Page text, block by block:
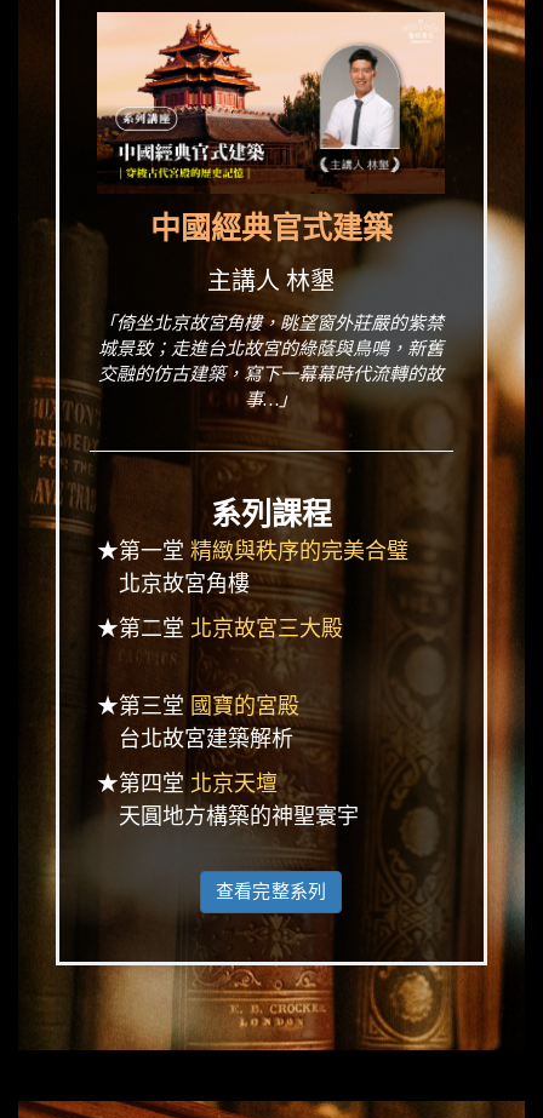
中國經典官式建築
主講人 林墾
「倚坐北京故宮角樓，眺望窗外莊嚴的紫禁
城景致；走進台北故宮的綠蔭與鳥鳴，新舊
交融的仿古建築，寫下一幕幕時代流轉的故
事…」
系列課程
★第一堂 精緻與秩序的完美合璧
北京故宮角樓
★第二堂 北京故宮三大殿
★第三堂 國寶的宮殿
台北故宮建築解析
★第四堂 北京天壇
天圓地方構築的神聖寰宇
查看完整系列